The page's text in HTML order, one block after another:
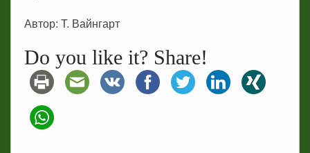
Автор: Т. Вайнгарт
Do you like it? Share!